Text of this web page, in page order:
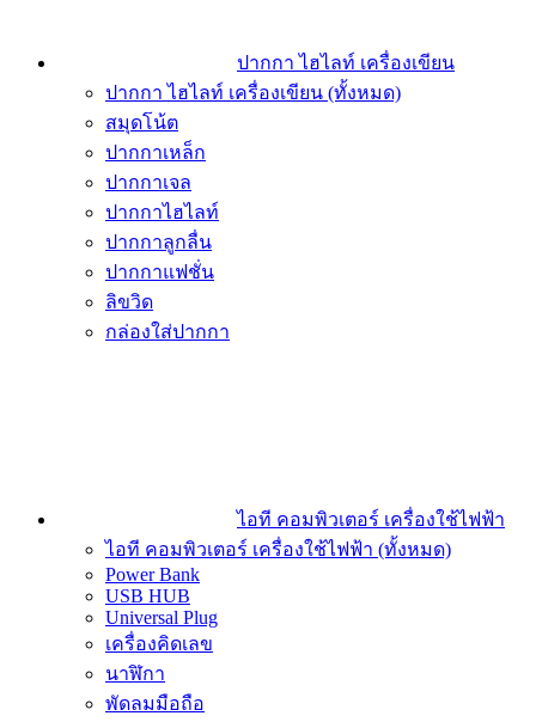
ปากกา ไฮไลท์ เครื่องเขียน
ปากกา ไฮไลท์ เครื่องเขียน (ทั้งหมด)
สมุดโน้ต
ปากกาเหล็ก
ปากกาเจล
ปากกาไฮไลท์
ปากกาลูกลื่น
ปากกาแฟชั่น
ลิขวิด
กล่องใส่ปากกา
ไอที คอมพิวเตอร์ เครื่องใช้ไฟฟ้า
ไอที คอมพิวเตอร์ เครื่องใช้ไฟฟ้า (ทั้งหมด)
Power Bank
USB HUB
Universal Plug
เครื่องคิดเลข
นาฬิกา
พัดลมมือถือ